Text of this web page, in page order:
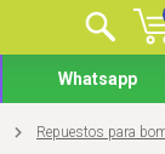
Whatsapp
Repuestos para